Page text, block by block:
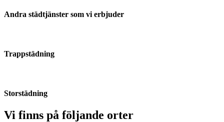
Andra städtjänster som vi erbjuder
Trappstädning
Storstädning
Vi finns på följande orter